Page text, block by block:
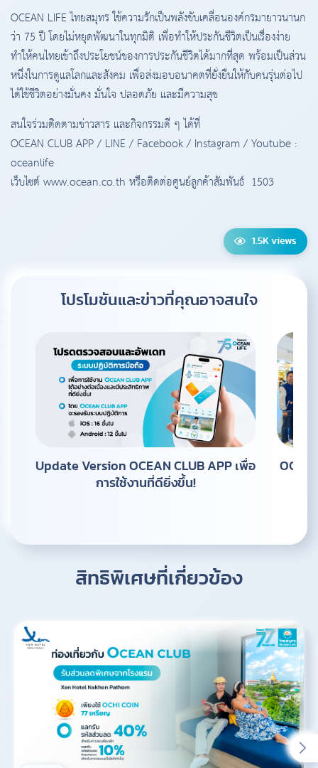
OCEAN LIFE ไทยสมุทร ใช้ความรักเป็นพลังขับเคลื่อนองค์กรมายาวนานก
ว่า 75 ปี โดยไม่หยุดพัฒนาในทุกมิติ เพื่อทำให้ประกันชีวิตเป็นเรื่องง่าย
ทำให้คนไทยเข้าถึงประโยชน์ของการประกันชีวิตได้มากที่สุด พร้อมเป็นส่วน
หนึ่งในการดูแลโลกและสังคม เพื่อส่งมอบอนาคตที่ยั่งยืนให้กับคนรุ่นต่อไป
ได้ใช้ชีวิตอย่างมั่นคง มั่นใจ ปลอดภัย และมีความสุข
สนใจร่วมติดตามข่าวสาร และกิจกรรมดี ๆ ได้ที่
OCEAN CLUB APP / LINE / Facebook / Instagram / Youtube :
oceanlife
เว็บไซต์ www.ocean.co.th หรือติดต่อศูนย์ลูกค้าสัมพันธ์ 1503
1.5K views
โปรโมชันและข่าวที่คุณอาจสนใจ
Update Version OCEAN CLUB APP เพื่อ
การใช้งานที่ดียิ่งขึ้น!
สิทธิพิเศษที่เกี่ยวข้อง